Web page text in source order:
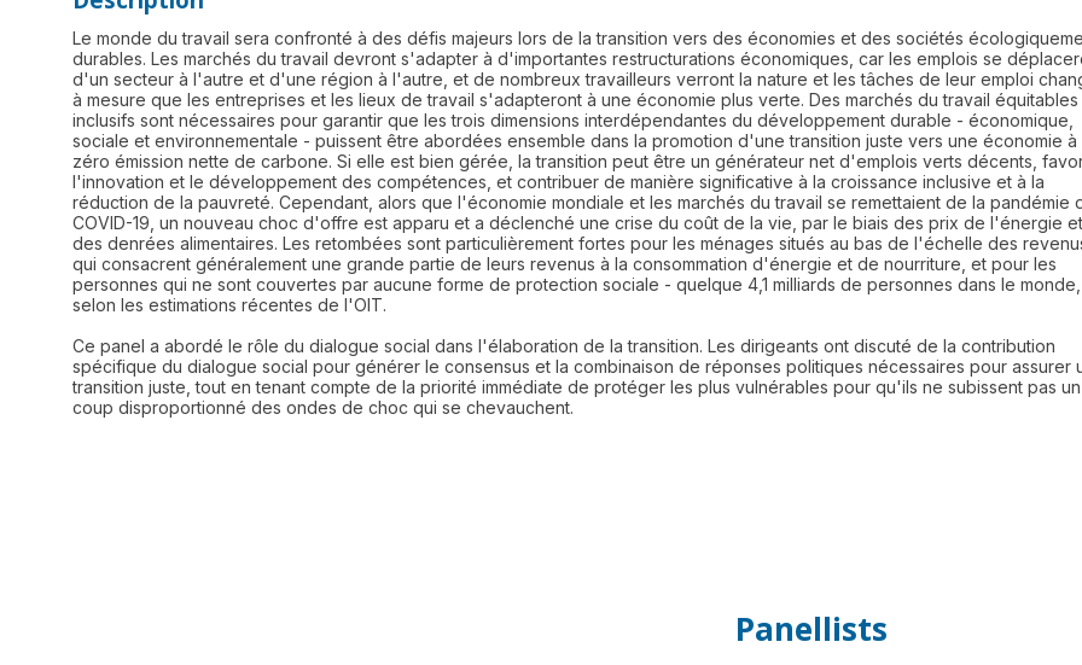
Le monde du travail sera confronté à des défis majeurs lors de la transition vers des économies et des sociétés
durables. Les marchés du travail devront s'adapter à d'importantes restructurations économiques, car les emplois se
d'un secteur à l'autre et d'une région à l'autre, et de nombreux travailleurs verront la nature et les tâches de leur emploi
à mesure que les entreprises et les lieux de travail s'adapteront à une économie plus verte. Des marchés du travail
inclusifs sont nécessaires pour garantir que les trois dimensions interdépendantes du développement durable - économique,
sociale et environnementale - puissent être abordées ensemble dans la promotion d'une transition juste vers une économie à
zéro émission nette de carbone. Si elle est bien gérée, la transition peut être un générateur net d'emplois verts décents,
l'innovation et le développement des compétences, et contribuer de manière significative à la croissance inclusive et à la
réduction de la pauvreté. Cependant, alors que l'économie mondiale et les marchés du travail se remettaient de la pandémie
COVID-19, un nouveau choc d'offre est apparu et a déclenché une crise du coût de la vie, par le biais des prix de l'énergie et
des denrées alimentaires. Les retombées sont particulièrement fortes pour les ménages situés au bas de l'échelle des
qui consacrent généralement une grande partie de leurs revenus à la consommation d'énergie et de nourriture, et pour les
personnes qui ne sont couvertes par aucune forme de protection sociale - quelque 4,1 milliards de personnes dans le monde,
selon les estimations récentes de l'OIT.
Ce panel a abordé le rôle du dialogue social dans l'élaboration de la transition. Les dirigeants ont discuté de la contribution
spécifique du dialogue social pour générer le consensus et la combinaison de réponses politiques nécessaires pour assurer
transition juste, tout en tenant compte de la priorité immédiate de protéger les plus vulnérables pour qu'ils ne subissent pas un
Panellists